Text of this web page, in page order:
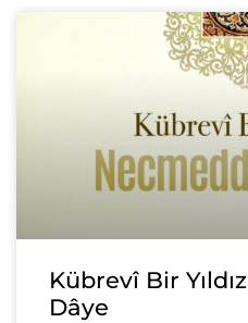
Kübrevî Bir
Dâye